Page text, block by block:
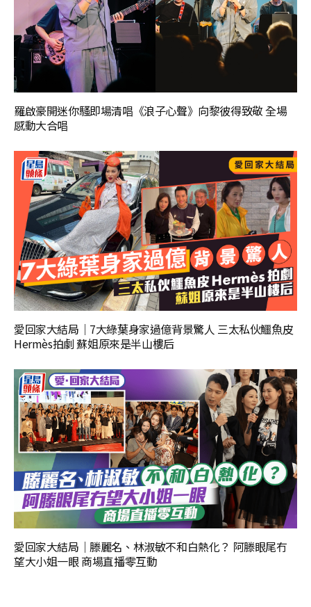
羅啟豪開迷你騷即場清唱《浪子心聲》向黎彼得致敬 全場
感動大合唱
愛回家大結局｜7大綠葉身家過億背景驚人 三太私伙鱷魚皮
Hermès拍劇 蘇姐原來是半山樓后
愛回家大結局｜滕麗名、林淑敏不和白熱化？ 阿滕眼尾冇
望大小姐一眼 商場直播零互動